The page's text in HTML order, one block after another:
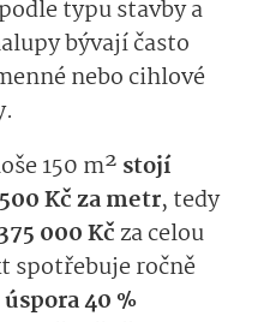
typu stavby a
bývají často
nebo cihlové
150 m² stojí
Kč za metr, tedy
000 Kč za celou
spotřebuje ročně
úspora 40 %